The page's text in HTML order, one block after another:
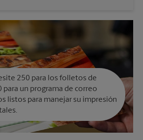
250 para los folletos de
para un programa de correo
listos para manejar su impresión